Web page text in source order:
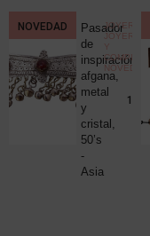
,
€
NOVEDAD
Pasador
de
inspiración
afgana,
metal
y
cristal,
50’s
-
Asia
JOYERÍA
JOYERÍA
Y